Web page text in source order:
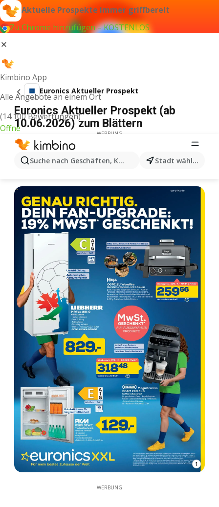
Aktuelle Prospekte immer griffbereit
Zu Chrome hinzufügen – KOSTENLOS
Kimbino App
Alle Angebote an einem Ort
(14.100 Bewertungen)
Öffne
Suche nach Geschäften, Kategorien, Produkten...
Stadt wählen
Euronics Aktueller Prospekt
Euronics Aktueller Prospekt (ab
10.06.2026) zum Blättern
WERBUNG
1
WERBUNG